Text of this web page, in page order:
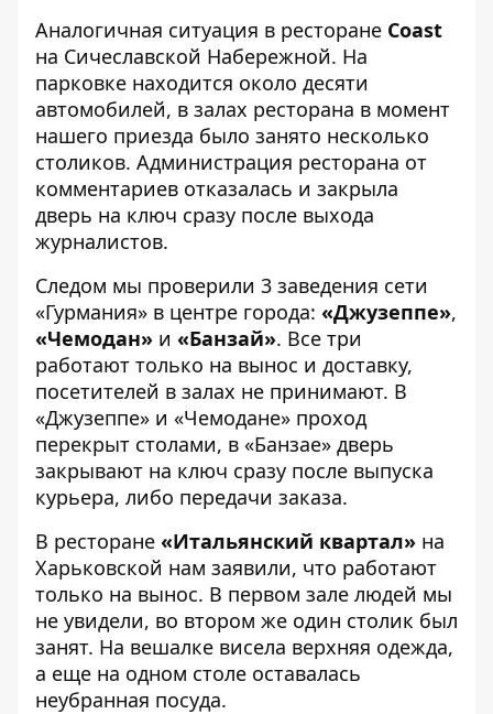
Аналогичная ситуация в ресторане Coast
на Сичеславской Набережной. На
парковке находится около десяти
автомобилей, в залах ресторана в момент
нашего приезда было занято несколько
столиков. Администрация ресторана от
комментариев отказалась и закрыла
дверь на ключ сразу после выхода
журналистов.
Следом мы проверили 3 заведения сети
«Гурмания» в центре города: «Джузеппе»,
«Чемодан» и «Банзай». Все три
работают только на вынос и доставку,
посетителей в залах не принимают. В
«Джузеппе» и «Чемодане» проход
перекрыт столами, в «Банзае» дверь
закрывают на ключ сразу после выпуска
курьера, либо передачи заказа.
В ресторане «Итальянский квартал» на
Харьковской нам заявили, что работают
только на вынос. В первом зале людей мы
не увидели, во втором же один столик был
занят. На вешалке висела верхняя одежда,
а еще на одном столе оставалась
неубранная посуда.